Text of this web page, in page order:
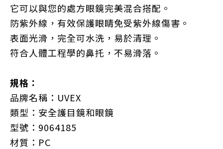
它可以與您的處方眼鏡完美混合搭配。
防紫外線，有效保護眼睛免受紫外線傷害。
表面光滑，完全可水洗，易於清理。
符合人體工程學的鼻托，不易滑落。
規格：
品牌名稱：UVEX
類型：安全護目鏡和眼鏡
型號：9064185
材質：PC